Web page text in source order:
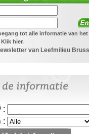
tot alle informatie van het
hier.
van Leefmilieu
:
: